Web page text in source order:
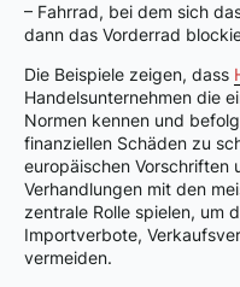
– Fahrrad, bei dem sich
dann das Vorderrad
Die Beispiele zeigen, dass
Handelsunternehmen die
Normen kennen und
finanziellen Schäden zu
europäischen Vorschriften
Verhandlungen mit den
zentrale Rolle spielen, um
Importverbote,
vermeiden.